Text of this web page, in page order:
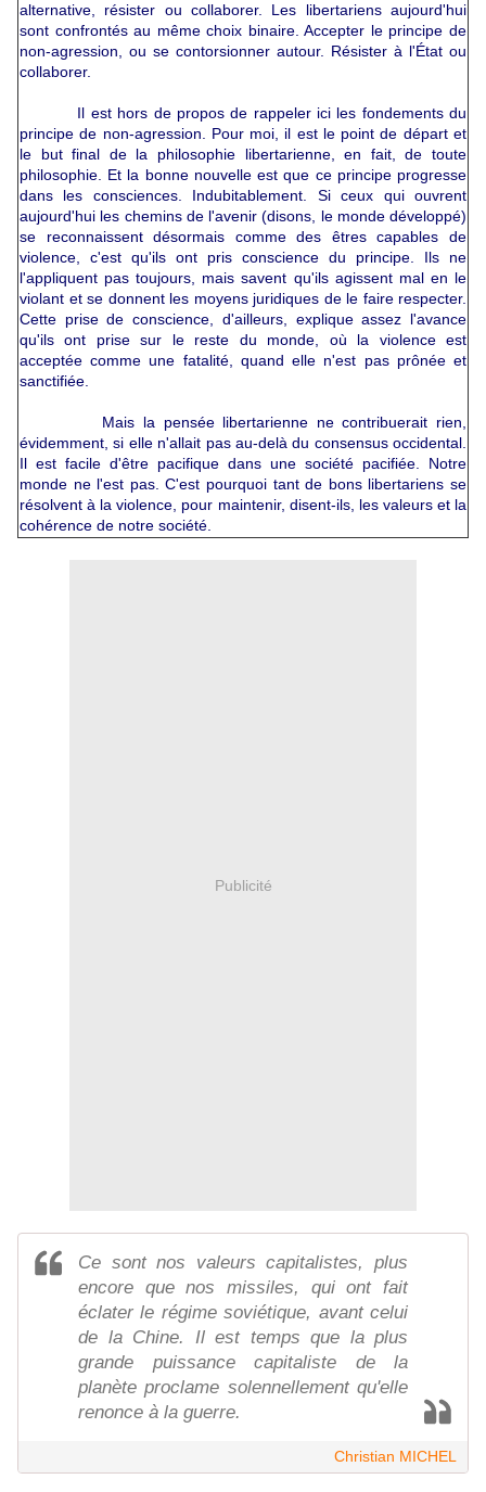
alternative, résister ou collaborer. Les libertariens aujourd'hui
sont confrontés au même choix binaire. Accepter le principe de
non-agression, ou se contorsionner autour. Résister à l'État ou
collaborer.
Il est hors de propos de rappeler ici les fondements du
principe de non-agression. Pour moi, il est le point de départ et
le but final de la philosophie libertarienne, en fait, de toute
philosophie. Et la bonne nouvelle est que ce principe progresse
dans les consciences. Indubitablement. Si ceux qui ouvrent
aujourd'hui les chemins de l'avenir (disons, le monde développé)
se reconnaissent désormais comme des êtres capables de
violence, c'est qu'ils ont pris conscience du principe. Ils ne
l'appliquent pas toujours, mais savent qu'ils agissent mal en le
violant et se donnent les moyens juridiques de le faire respecter.
Cette prise de conscience, d'ailleurs, explique assez l'avance
qu'ils ont prise sur le reste du monde, où la violence est
acceptée comme une fatalité, quand elle n'est pas prônée et
sanctifiée.
Mais la pensée libertarienne ne contribuerait rien,
évidemment, si elle n'allait pas au-delà du consensus occidental.
Il est facile d'être pacifique dans une société pacifiée. Notre
monde ne l'est pas. C'est pourquoi tant de bons libertariens se
résolvent à la violence, pour maintenir, disent-ils, les valeurs et la
cohérence de notre société.
Publicité
Ce sont nos valeurs capitalistes, plus
encore que nos missiles, qui ont fait
éclater le régime soviétique, avant celui
de la Chine. Il est temps que la plus
grande puissance capitaliste de la
planète proclame solennellement qu'elle
renonce à la guerre.
Christian MICHEL